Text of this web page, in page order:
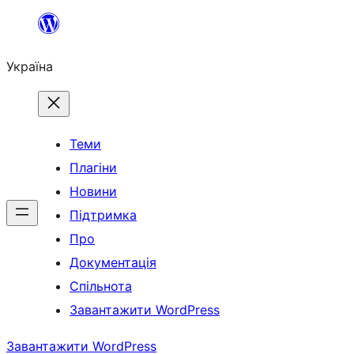
Перейти
вмісту
Україна
Теми
Плагіни
Новини
Підтримка
Про
Документація
Спільнота
Завантажити WordPress
Завантажити WordPress